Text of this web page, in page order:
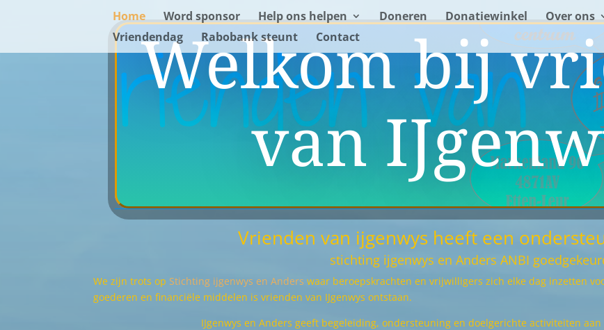
Home Word sponsor Help ons helpen Doneren Donatiewinkel Over ons
Vriendendag
Rabobank steunt Contact
Welkom bij
van
Vrienden van ijgenwys heeft een
stichting ijgenwys en Anders ANBI
We zijn trots op Stichting ijgenwys en Anders waar beroepskrachten en vrijwilligers zich elke dag inzetten
goederen en financiële middelen is vrienden van IJgenwys ontstaan.
IJgenwys en Anders geeft begeleiding, ondersteuning en doelgerichte activiteiten aan